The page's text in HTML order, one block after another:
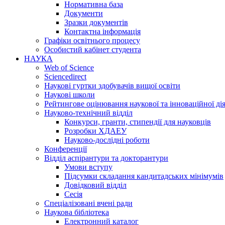
Нормативна база
Документи
Зразки документів
Контактна інформація
Графіки освітнього процесу
Особистий кабінет студента
НАУКА
Web of Science
Sciencedirect
Наукові гуртки здобувачів вищої освіти
Наукові школи
Рейтингове оцінювання наукової та інноваційної
Науково-технічний відділ
Конкурси, гранти, стипендії для науковців
Розробки ХДАЕУ
Науково-дослідні роботи
Конференції
Відділ аспірантури та докторантури
Умови вступу
Підсумки складання кандитадських мінімумів
Довідковий відділ
Сесія
Спеціалізовані вчені ради
Наукова бібліотека
Електронний каталог